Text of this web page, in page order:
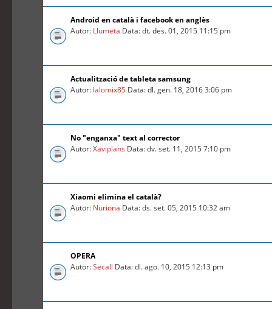
Android en català i facebook en anglès
Autor: Llumeta Data: dt. des. 01, 2015 11:15 pm
Actualització de tableta samsung
Autor: lalomix85 Data: dl. gen. 18, 2016 3:06 pm
No "enganxa" text al corrector
Autor:Xaviplans Data: dv. set. 11, 2015 7:10 pm
Xiaomi elimina el català?
Autor: Nuriona Data: ds. set. 05, 2015 10:32 am
OPERA
Autor:Secall Data: dl. ago. 10, 2015 12:13 pm